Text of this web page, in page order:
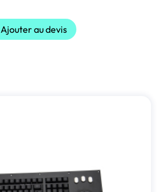
Ajouter au devis